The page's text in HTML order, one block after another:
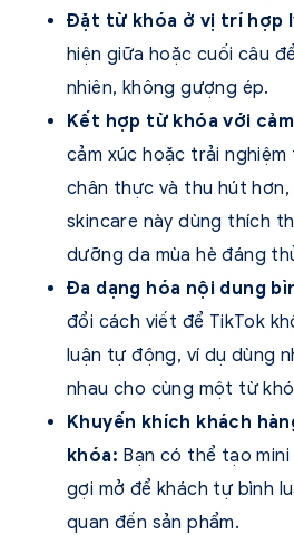
Đặt từ khóa ở vị trí hợp
hiện giữa hoặc cuối câu
nhiên, không gượng ép.
Kết hợp từ khóa với
cảm xúc hoặc trải
chân thực và thu hút hơn,
skincare này dùng thích
dưỡng da mùa hè đáng
Đa dạng hóa nội dung
đổi cách viết để TikTok
luận tự động, ví dụ dùng
nhau cho cùng một từ
Khuyến khích khách
khóa: Bạn có thể tạo
gợi mở để khách tự bình
quan đến sản phẩm.